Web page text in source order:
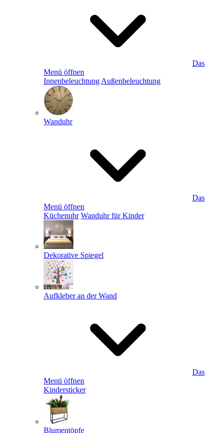
Das
Menü öffnen
Innenbeleuchtung Außenbeleuchtung
Wanduhr
Das
Menü öffnen
Küchenuhr Wanduhr für Kinder
Dekorative Spiegel
Aufkleber an der Wand
Das
Menü öffnen
Kindersticker
Blumentöpfe